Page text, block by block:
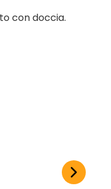
Onan 9,5 kW e
con doccia.